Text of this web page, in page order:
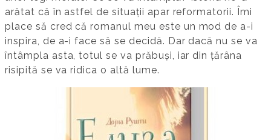
arătat că în astfel de situații apar reformatorii. Îmi
place să cred că romanul meu este un mod de a-i
inspira, de a-i face să se decidă. Dar dacă nu se va
întâmpla asta, totul se va prăbuși, iar din țărâna
risipită se va ridica o altă lume.